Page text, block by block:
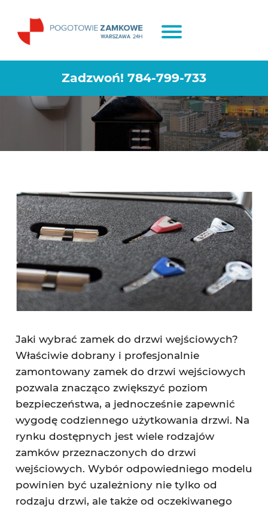
Zadzwoń! 784-799-733
Jaki wybrać zamek do drzwi
wejściowych?
Jaki wybrać zamek do drzwi wejściowych?
Właściwie dobrany i profesjonalnie
zamontowany zamek do drzwi wejściowych
pozwala znacząco zwiększyć poziom
bezpieczeństwa, a jednocześnie zapewnić
wygodę codziennego użytkowania drzwi. Na
rynku dostępnych jest wiele rodzajów
zamków przeznaczonych do drzwi
wejściowych. Wybór odpowiedniego modelu
powinien być uzależniony nie tylko od
rodzaju drzwi, ale także od oczekiwanego